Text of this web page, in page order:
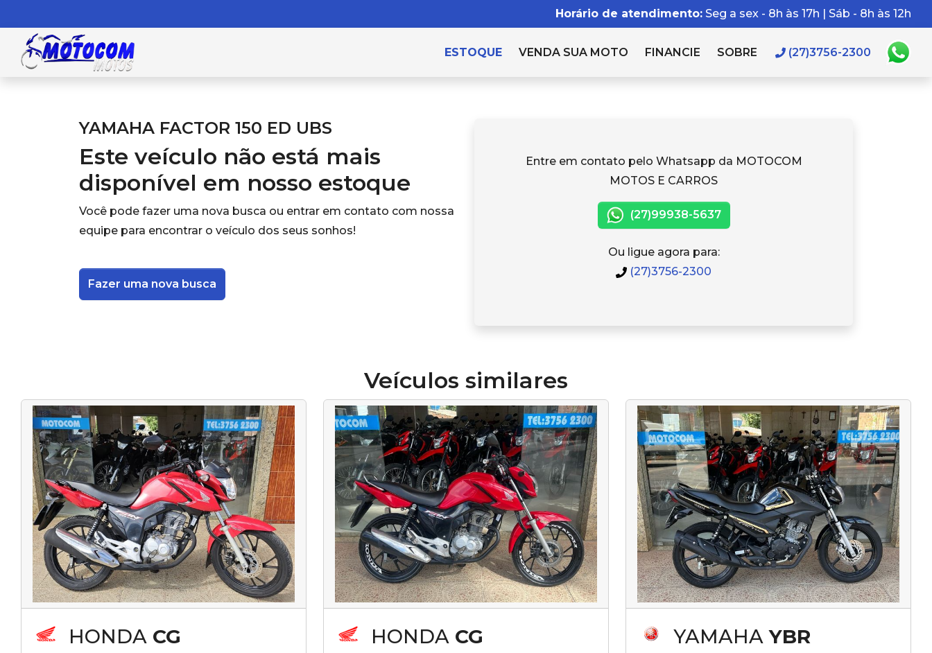
Horário de atendimento: Seg a sex - 8h às 17h | Sáb - 8h às 12h
ESTOQUE VENDA SUA MOTO FINANCIE SOBRE (27)3756-2300
YAMAHA FACTOR 150 ED UBS
Este veículo não está mais
disponível em nosso estoque
Você pode fazer uma nova busca ou entrar em contato com nossa
equipe para encontrar o veículo dos seus sonhos!
Fazer uma nova busca
Entre em contato pelo Whatsapp da MOTOCOM
MOTOS E CARROS
(27)99938-5637
Ou ligue agora para:
(27)3756-2300
Veículos similares
HONDA CG HONDA CG YAMAHAYBR